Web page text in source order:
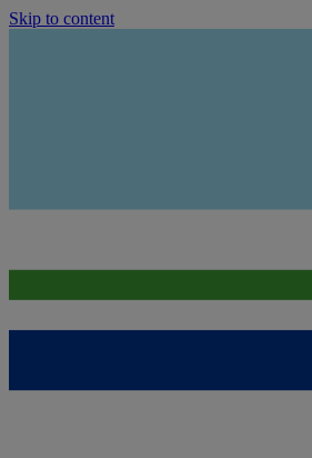
Skip to content